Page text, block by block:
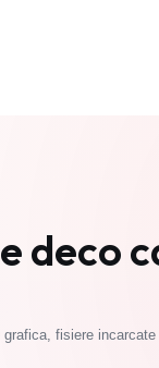
deco
fisiere